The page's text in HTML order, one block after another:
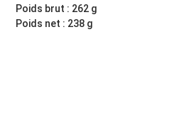
Poids brut : 262 g
Poids net : 238 g